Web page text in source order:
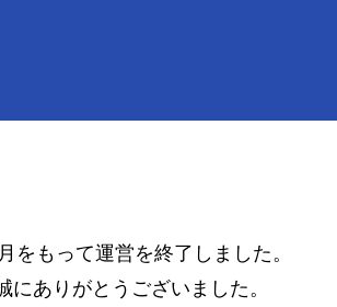
もって運営を終了しました。
ありがとうございました。